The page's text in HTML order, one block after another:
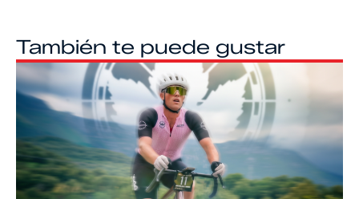
También te puede gustar